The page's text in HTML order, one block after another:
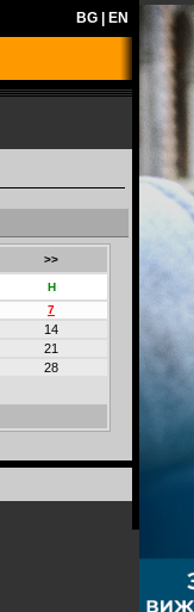
BG EN
>>
Н
7
14
21
28